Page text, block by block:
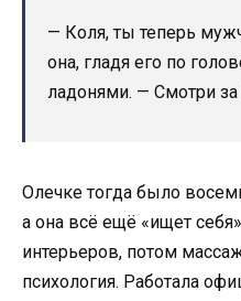
— Коля, ты теперь
она, гладя его по
ладонями. — Смотри за
Олечке тогда было
а она всё ещё «ищет
интерьеров, потом
психология. Работала